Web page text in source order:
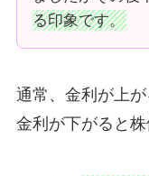
る印象です。
通常、金利が上が
金利が下がると株